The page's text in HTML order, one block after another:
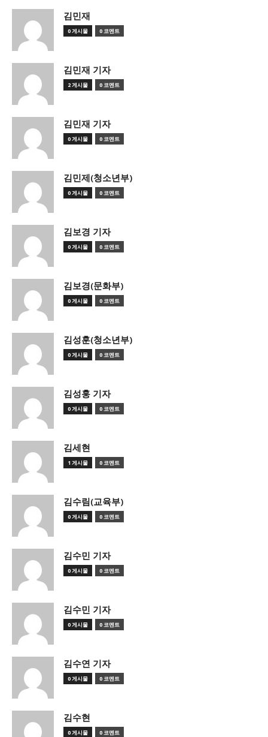
김민재
0 게시물 0 코멘트
김민재 기자
2 게시물 0 코멘트
김민재 기자
0 게시물 0 코멘트
김민제(청소년부)
0 게시물 0 코멘트
김보경 기자
0 게시물 0 코멘트
김보경(문화부)
0 게시물 0 코멘트
김성훈(청소년부)
0 게시물 0 코멘트
김성훙 기자
0 게시물 0 코멘트
김세현
1 게시물 0 코멘트
김수림(교육부)
0 게시물 0 코멘트
김수민 기자
0 게시물 0 코멘트
김수민 기자
0 게시물 0 코멘트
김수연 기자
0 게시물 0 코멘트
김수현
0 게시물 0 코멘트